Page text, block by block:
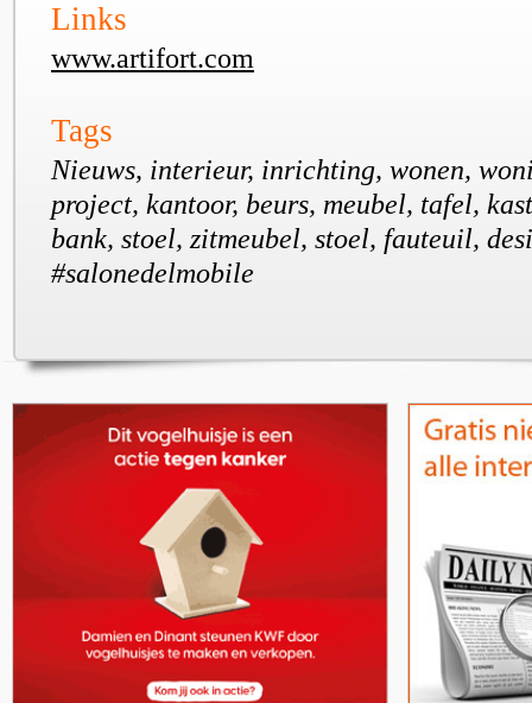
Links
www.artifort.com
Tags
Nieuws, interieur, inrichting, wonen,
project, kantoor, beurs, meubel, tafel,
bank, stoel, zitmeubel, stoel, fauteuil,
#salonedelmobile